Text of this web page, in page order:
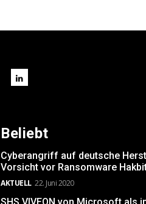
Beliebt
Cyberangriff auf deutsche
Vorsicht vor Ransomware
AKTUELL 22. Juni 2020